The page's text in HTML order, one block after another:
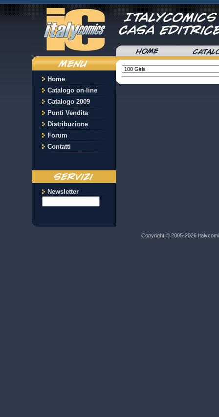
Home
Catalogo on-line
Catalogo 2009
Punti Vendita
Distribuzione
Forum
Contatti
Newsletter
Copyright © 2005-2026